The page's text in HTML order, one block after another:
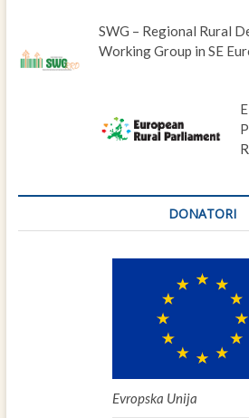
SWG – Regional Rural
Working Group in SE
DONATORI
Evropska Unija